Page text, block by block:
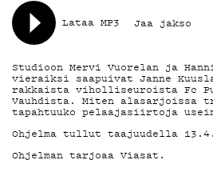
YHTEYSTIEDOT
G LIVELAB
YSTÄVÄKLUBI
TIETOSUOJA
KIRJAUDU SISÄÄN
Lataa MP3 Jaa jakso
Studioon Mervi Vuorelan ja
vieraiksi saapuivat Janne
rakkaista viholliseuroista Fc
Vauhdista. Miten alasarjoissa
tapahtuuko pelaajasiirtoja
Ohjelma tullut taajuudella
Ohjelman tarjoaa Viasat.